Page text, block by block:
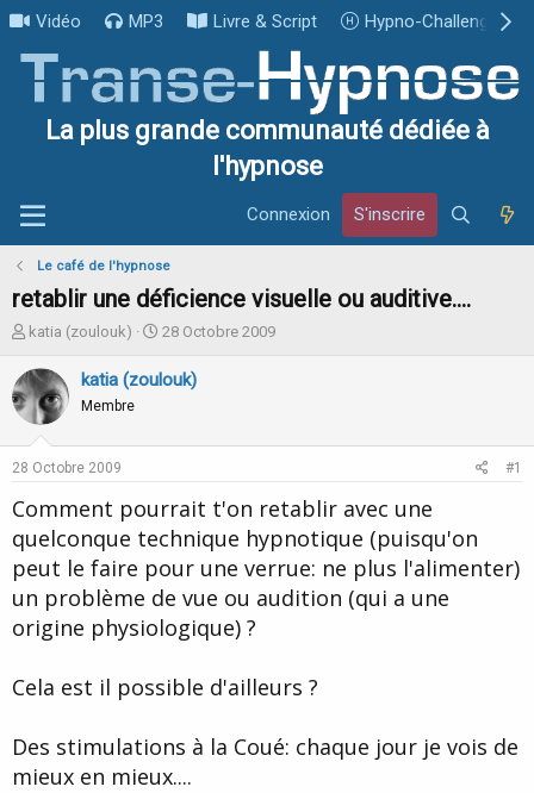
Vidéo MP3 Livre & Script Hypno-Challenge
La plus grande communauté dédiée à
l'hypnose
Connexion S'inscrire
Le café de l'hypnose
retablir une déficience visuelle ou auditive....
I
i
t
u
d
e
a
d
c
s
i
katia (zoulouk)
D
t
b
t
28 Octobre 2009
katia (zoulouk)
Membre
28 Octobre 2009 #1
Comment pourrait t'on retablir avec une
quelconque technique hypnotique (puisqu'on
peut le faire pour une verrue: ne plus l'alimenter)
un problème de vue ou audition (qui a une
origine physiologique) ?
Cela est il possible d'ailleurs ?
Des stimulations à la Coué: chaque jour je vois de
mieux en mieux....